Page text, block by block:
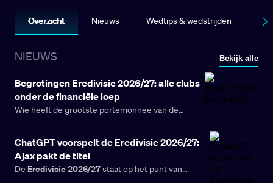
Overzicht Nieuws Wedtips & wedstrijden
NIEUWS Bekijk alle
Begrotingen Eredivisie 2026/27: alle clubs
onder de financiële loep
Wie heeft de grootste portemonnee van de
Eredivisie? De financiële verhoudingen
veranderen ieder seizoen en met Champions
League-inkomsten, Europese avonturen en drie
nieuwe gezichten in de competitie zijn er
opvallende verschuivingen zichtbaar.
ChatGPT voorspelt de Eredivisie 2026/27:
Ajax pakt de titel
De Eredivisie 2026/27staat op het punt van